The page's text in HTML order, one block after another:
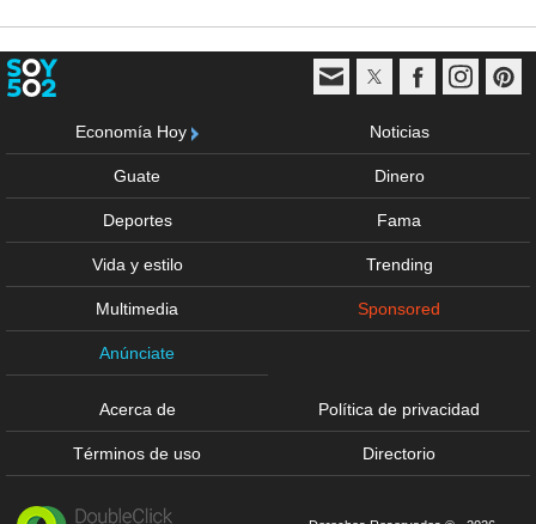
Economía Hoy Noticias
Guate Dinero
Deportes Fama
Vida y estilo Trending
Multimedia Sponsored
Anúnciate
Acerca de Política de privacidad
Términos de uso Directorio